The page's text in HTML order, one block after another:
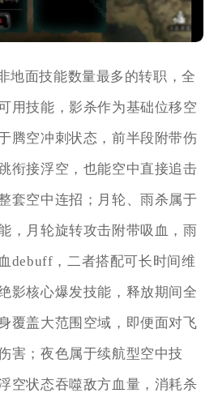
地面技能数量最多的转职，全
用技能，影杀作为基础位移空
腾空冲刺状态，前半段附带伤
衔接浮空，也能空中直接追击
套空中连招；月轮、雨杀属于
，月轮旋转攻击附带吸血，雨
debuff，二者搭配可长时间维
影核心爆发技能，释放期间全
覆盖大范围空域，即便面对飞
害；夜色属于续航型空中技
空状态吞噬敌方血量，消耗杀